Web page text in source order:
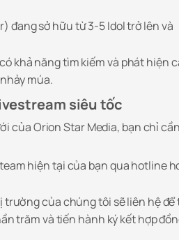
đang sở hữu từ 3-5 Idol trở lên và
khả năng tìm kiếm và phát hiện
múa.
siêu tốc
của Orion Star Media, bạn chỉ
hiện tại của bạn qua hotline
của chúng tôi sẽ liên hệ để
trăm và tiến hành ký kết hợp